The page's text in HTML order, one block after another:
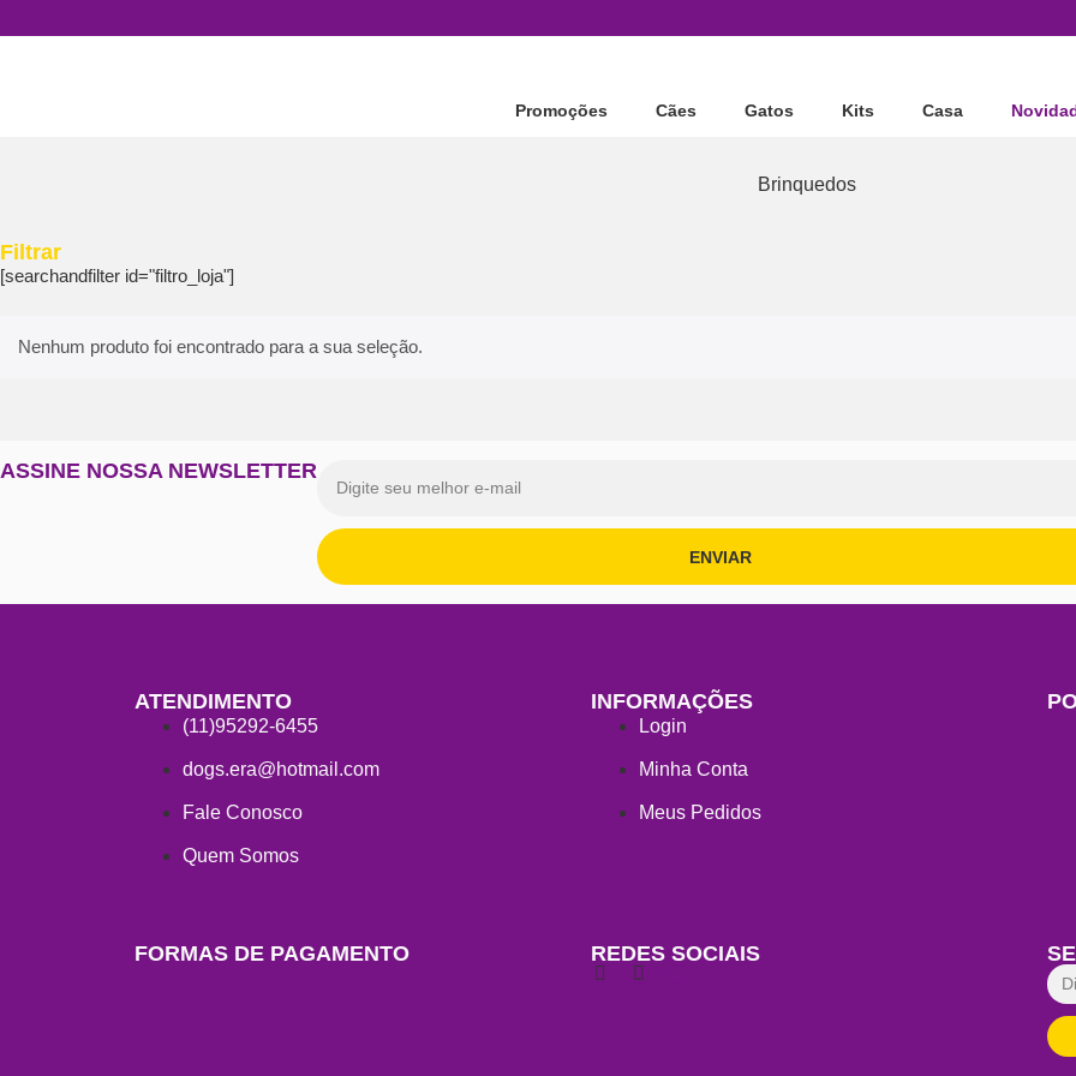
Promoções Cães Gatos Kits Casa
Brinquedos
Filtrar
[searchandfilter id="filtro_loja"]
Nenhum produto foi encontrado para a sua seleção.
ASSINE NOSSA NEWSLETTER
ENVIAR
ATENDIMENTO
(11)95292-6455
dogs.era@hotmail.com
Fale Conosco
Quem Somos
INFORMAÇÕES
Login
Minha Conta
Meus Pedidos
FORMAS DE PAGAMENTO REDES SOCIAIS